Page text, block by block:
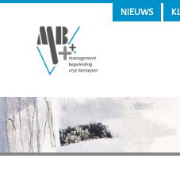
NIEUWS